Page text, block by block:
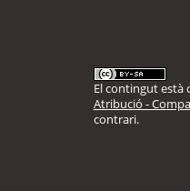
El contingut està
Atribució -
contrari.